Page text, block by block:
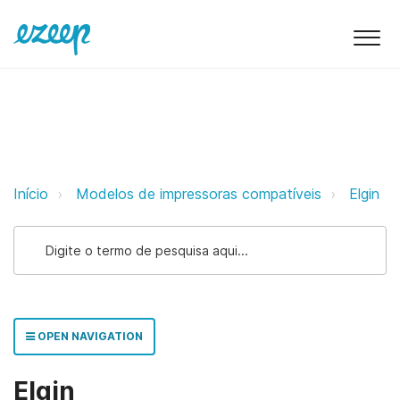
Elgin ezeep Support Support
Início Modelos de impressoras compatíveis Elgin
OPEN NAVIGATION
Elgin